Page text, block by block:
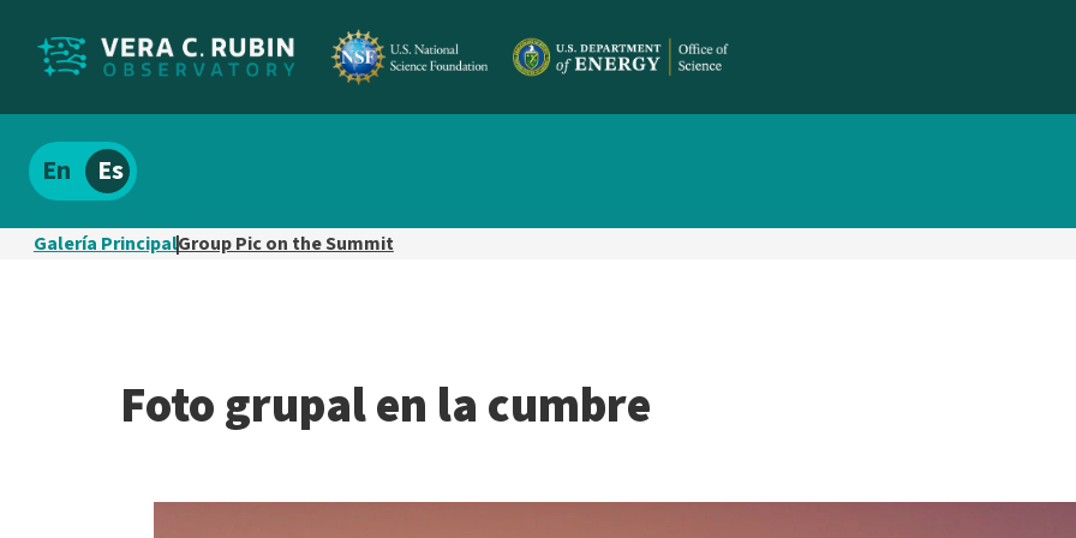
Localizar
el
contenido
Español
Galería PrincipalGroup Pic on the Summit
Foto grupal en la cumbre